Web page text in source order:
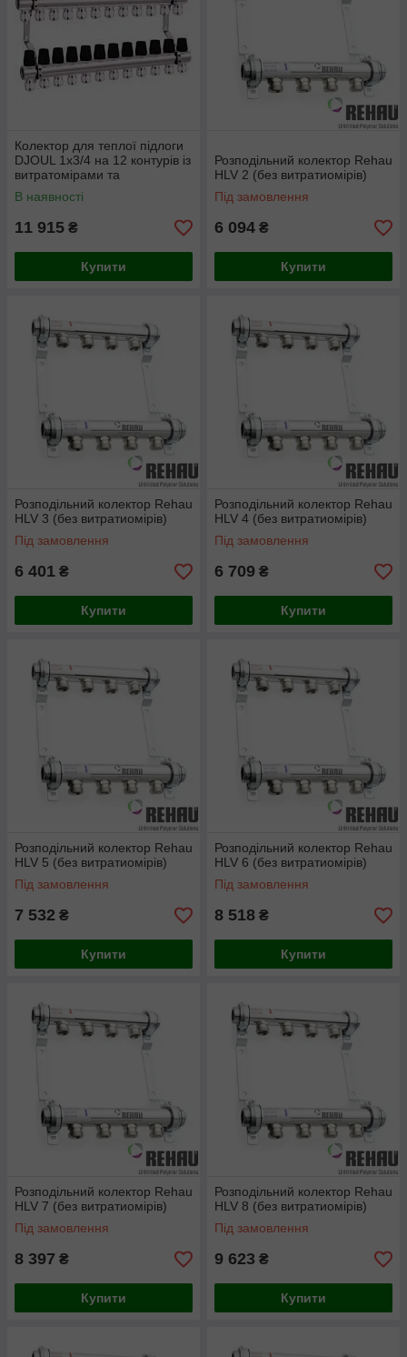
Колектор для теплої підлоги
DJOUL 1х3/4 на 12 контурів із
витратомірами та
євроконусами
В наявності
11 915 ₴
Купити
Розподільний колектор Rehau
HLV 2 (без витратиомірів)
Під замовлення
6 094 ₴
Купити
Розподільний колектор Rehau
HLV 3 (без витратиомірів)
Під замовлення
6 401 ₴
Купити
Розподільний колектор Rehau
HLV 4 (без витратиомірів)
Під замовлення
6 709 ₴
Купити
Розподільний колектор Rehau
HLV 5 (без витратиомірів)
Під замовлення
7 532 ₴
Купити
Розподільний колектор Rehau
HLV 6 (без витратиомірів)
Під замовлення
8 518 ₴
Купити
Розподільний колектор Rehau
HLV 7 (без витратиомірів)
Під замовлення
8 397 ₴
Купити
Розподільний колектор Rehau
HLV 8 (без витратиомірів)
Під замовлення
9 623 ₴
Купити